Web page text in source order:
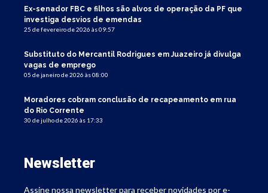
Ex-senador FBC e filhos são alvos de operação da PF que
investiga desvios de emendas
25 de fevereiro de 2026 às 09:57
Substituto do Mercantil Rodrigues em Juazeiro já divulga
vagas de emprego
05 de janeiro de 2026 às 08:00
Moradores cobram conclusão de recapeamento em rua
do Rio Corrente
30 de julho de 2026 às 17:33
Newsletter
Assine nossa newsletter para receber novidades por e-